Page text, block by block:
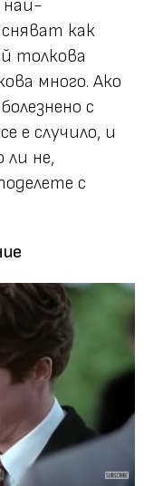
най-
как
толкова
много. Ако
с
е случило, и
ли не,
с